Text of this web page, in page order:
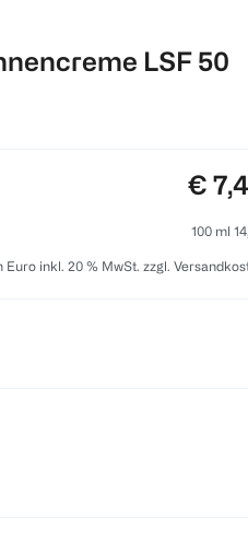
LSF 50
€
100 ml
Euro inkl. 20 % MwSt. zzgl.